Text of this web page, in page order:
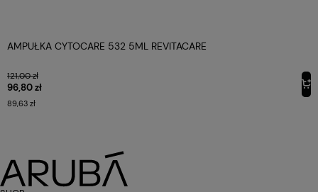
AMPUŁKA CYTOCARE 532 5ML REVITACARE
121,00 zł
96,80 zł
89,63 zł